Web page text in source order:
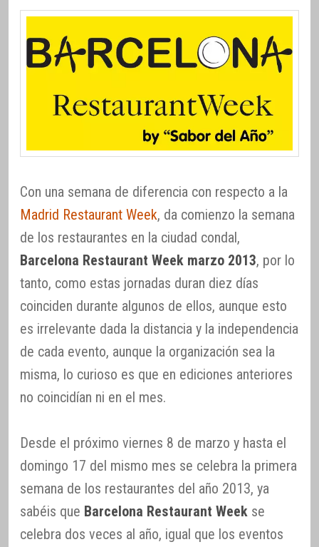
Con una semana de diferencia con respecto a la
Madrid Restaurant Week, da comienzo la semana
de los restaurantes en la ciudad condal,
Barcelona Restaurant Week marzo 2013, por lo
tanto, como estas jornadas duran diez días
coinciden durante algunos de ellos, aunque esto
es irrelevante dada la distancia y la independencia
de cada evento, aunque la organización sea la
misma, lo curioso es que en ediciones anteriores
no coincidían ni en el mes.
Desde el próximo viernes 8 de marzo y hasta el
domingo 17 del mismo mes se celebra la primera
semana de los restaurantes del año 2013, ya
sabéis que Barcelona Restaurant Week se
celebra dos veces al año, igual que los eventos